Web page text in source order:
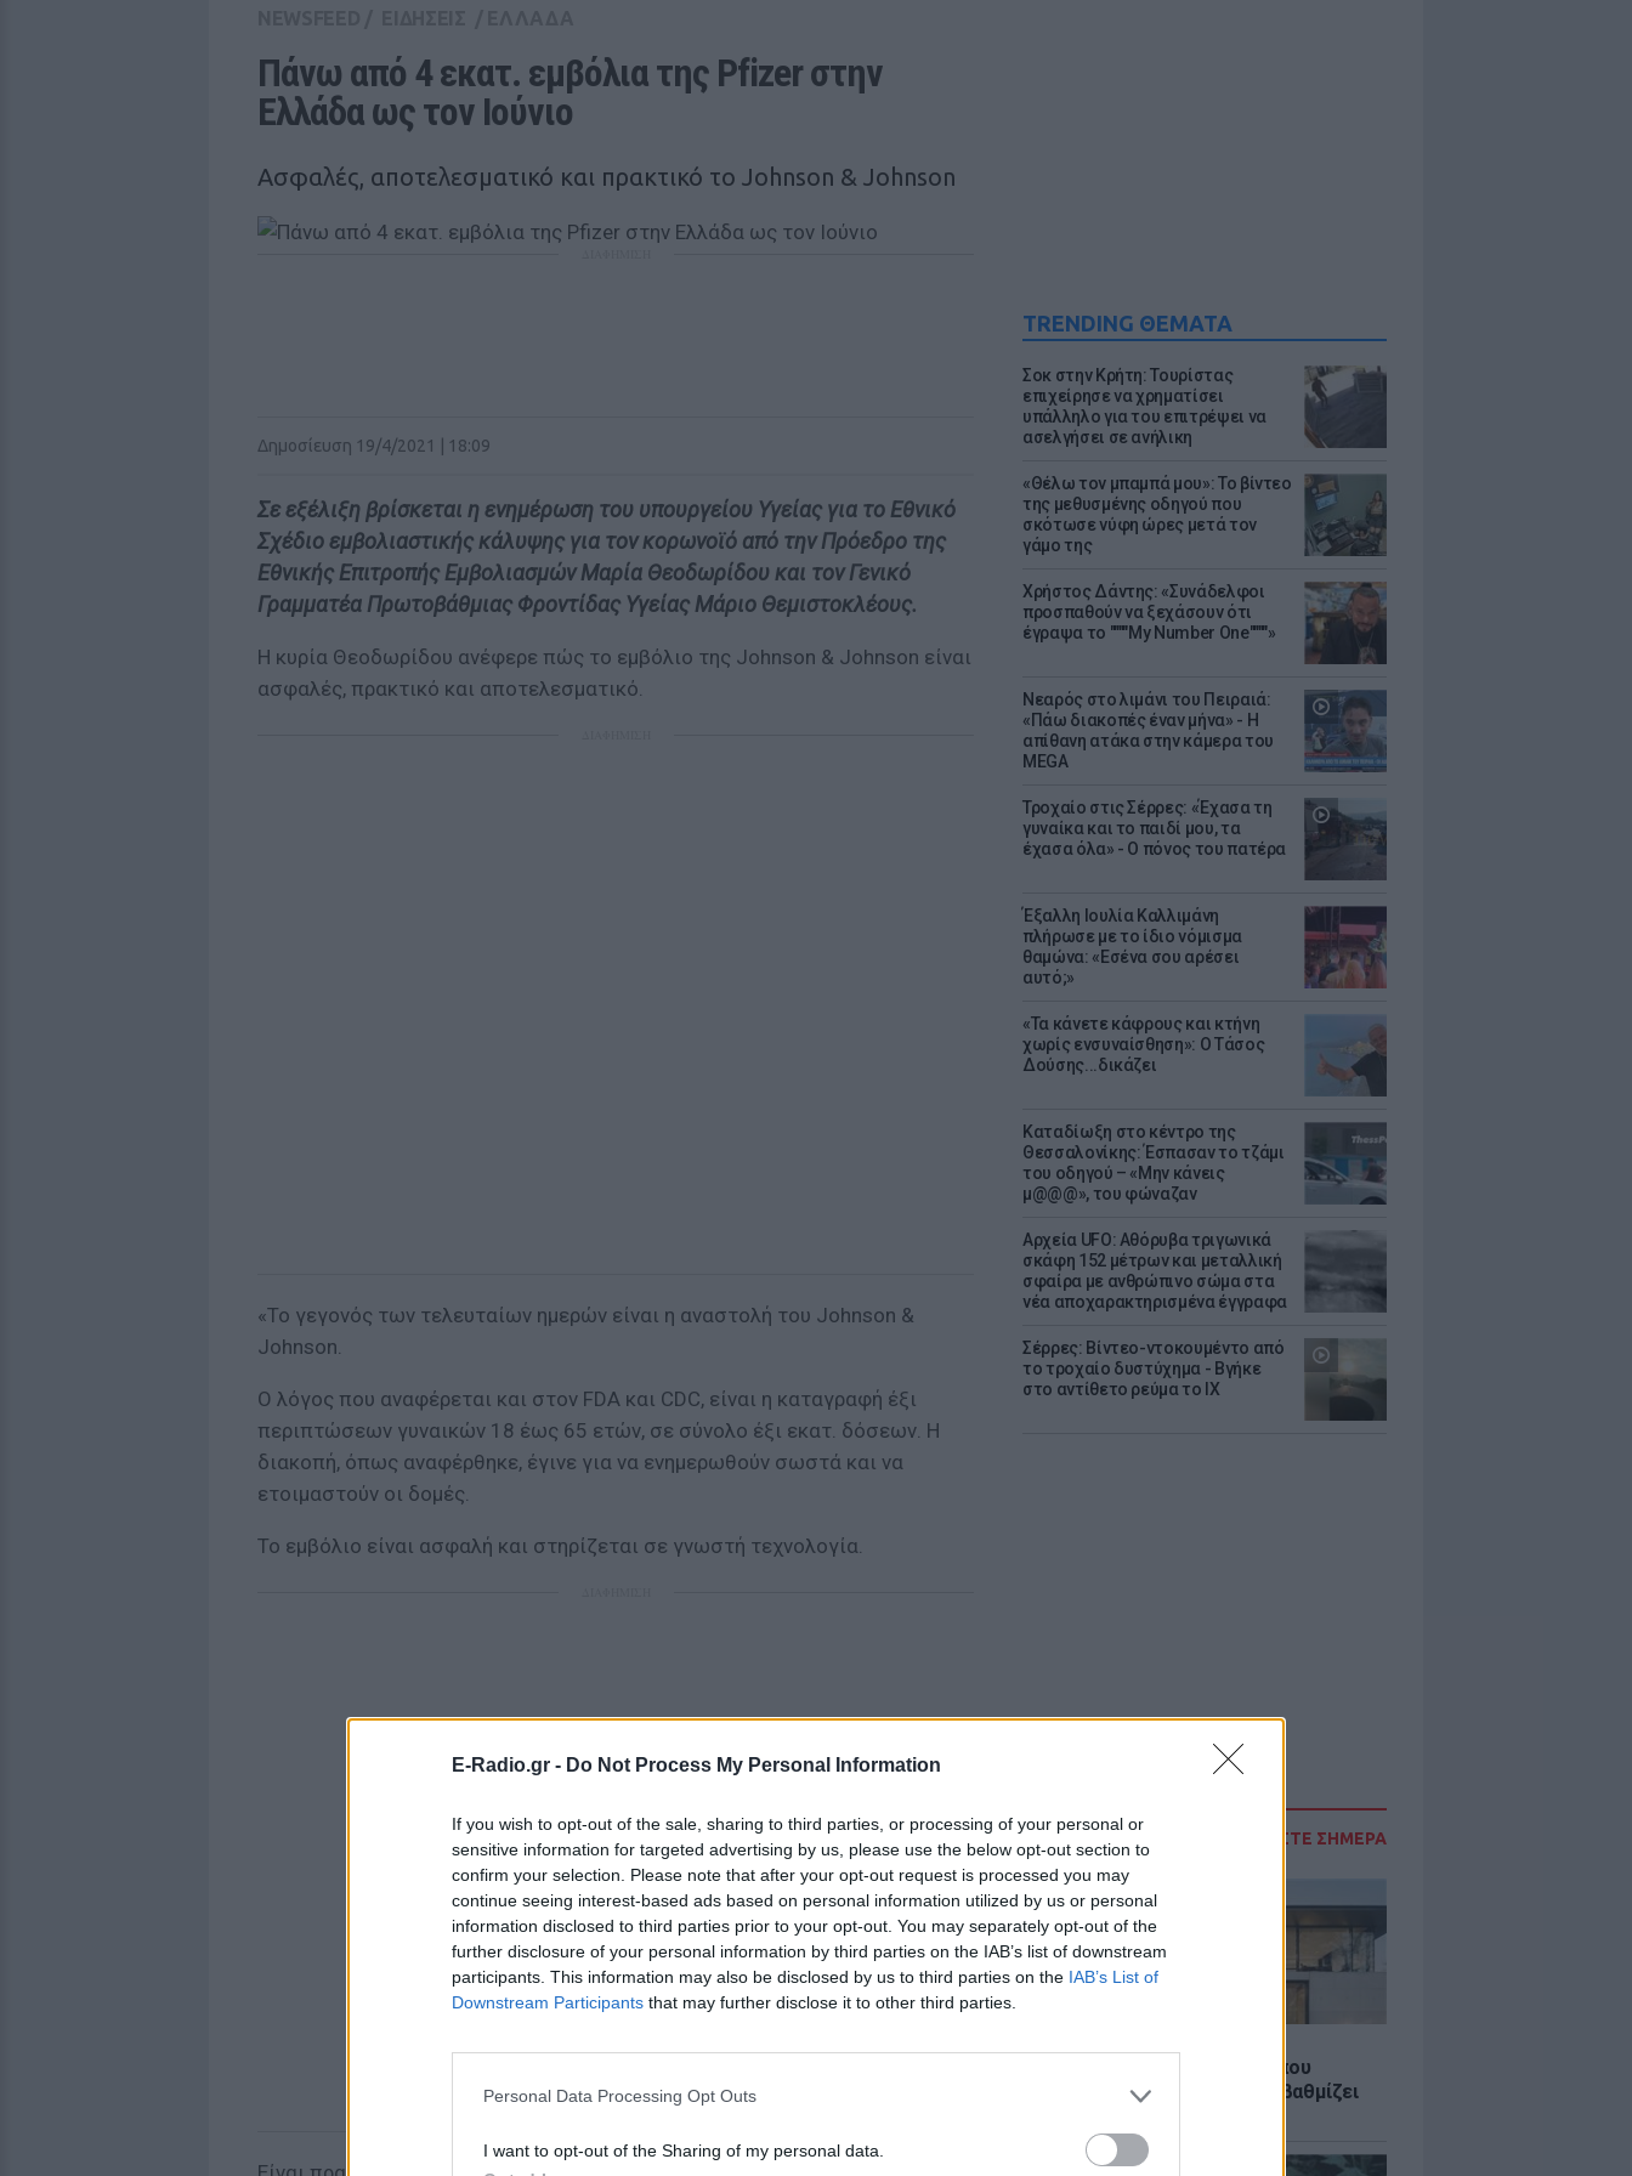
E-Radio.gr - Do Not Process My Personal Information
If you wish to opt-out of the sale, sharing to third parties, or processing of your personal or
sensitive information for targeted advertising by us, please use the below opt-out section to
confirm your selection. Please note that after your opt-out request is processed you may
continue seeing interest-based ads based on personal information utilized by us or personal
information disclosed to third parties prior to your opt-out. You may separately opt-out of the
further disclosure of your personal information by third parties on the IAB’s list of downstream
participants. This information may also be disclosed by us to third parties on the IAB’s List of
Downstream Participants that may further disclose it to other third parties.
Personal Data Processing Opt Outs
I want to opt-out of the Sharing of my personal data.
TRENDING ΘΕΜΑΤΑ
Σοκ στην Κρήτη: Τουρίστας
επιχείρησε να χρηματίσει
υπάλληλο για του επιτρέψει να
ασελγήσει σε ανήλικη
«Θέλω τον μπαμπά μου»: Το βίντεο
της μεθυσμένης οδηγού που
σκότωσε νύφη ώρες μετά τον
γάμο της
Χρήστος Δάντης: «Συνάδελφοι
προσπαθούν να ξεχάσουν ότι
έγραψα το """"My Number One""""»
Νεαρός στο λιμάνι του Πειραιά:
«Πάω διακοπές έναν μήνα» - Η
απίθανη ατάκα στην κάμερα του
MEGA
Τροχαίο στις Σέρρες: «Έχασα τη
γυναίκα και το παιδί μου, τα
έχασα όλα» - Ο πόνος του πατέρα
Έξαλλη Ιουλία Καλλιμάνη
πλήρωσε με το ίδιο νόμισμα
θαμώνα: «Εσένα σου αρέσει
αυτό;»
«Τα κάνετε κάφρους και κτήνη
χωρίς ενσυναίσθηση»: Ο Τάσος
Δούσης...δικάζει
Καταδίωξη στο κέντρο της
Θεσσαλονίκης: Έσπασαν το τζάμι
του οδηγού – «Μην κάνεις
μ@@@», του φώναζαν
Αρχεία UFO: Αθόρυβα τριγωνικά
σκάφη 152 μέτρων και μεταλλική
σφαίρα με ανθρώπινο σώμα στα
νέα αποχαρακτηρισμένα έγγραφα
Σέρρες: Βίντεο-ντοκουμέντο από
το τροχαίο δυστύχημα - Βγήκε
στο αντίθετο ρεύμα το ΙΧ
ΔΙΑΒΑΣΤΕ ΣΗΜΕΡΑ
Θερμοπλαστική: Καινοτομία που
εξοικονομεί ενέργεια και αναβαθμίζει
Πάνω από 4 εκατ. εμβόλια της Pfizer στην
Ελλάδα ως τον Ιούνιο
Ασφαλές, αποτελεσματικό και πρακτικό το Johnson & Johnson
Δημοσίευση 19/4/2021 | 18:09
Σε εξέλιξη βρίσκεται η ενημέρωση του υπουργείου Υγείας για το Εθνικό
Σχέδιο εμβολιαστικής κάλυψης για τον κορωνοϊό από την Πρόεδρο της
Εθνικής Επιτροπής Εμβολιασμών Μαρία Θεοδωρίδου και τον Γενικό
Γραμματέα Πρωτοβάθμιας Φροντίδας Υγείας Μάριο Θεμιστοκλέους.
Η κυρία Θεοδωρίδου ανέφερε πώς το εμβόλιο της Johnson & Johnson είναι
ασφαλές, πρακτικό και αποτελεσματικό.
«Το γεγονός των τελευταίων ημερών είναι η αναστολή του Johnson &
Johnson.
Ο λόγος που αναφέρεται και στον FDA και CDC, είναι η καταγραφή έξι
περιπτώσεων γυναικών 18 έως 65 ετών, σε σύνολο έξι εκατ. δόσεων. Η
διακοπή, όπως αναφέρθηκε, έγινε για να ενημερωθούν σωστά και να
ετοιμαστούν οι δομές.
Το εμβόλιο είναι ασφαλή και στηρίζεται σε γνωστή τεχνολογία.